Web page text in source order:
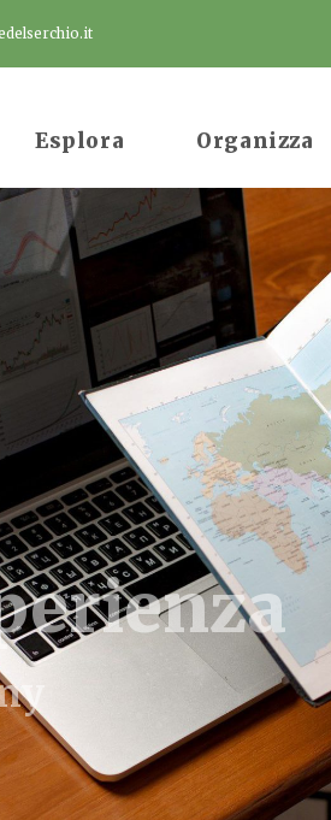
Esplora Organizza